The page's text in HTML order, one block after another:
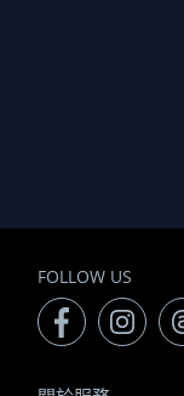
FOLLOW US